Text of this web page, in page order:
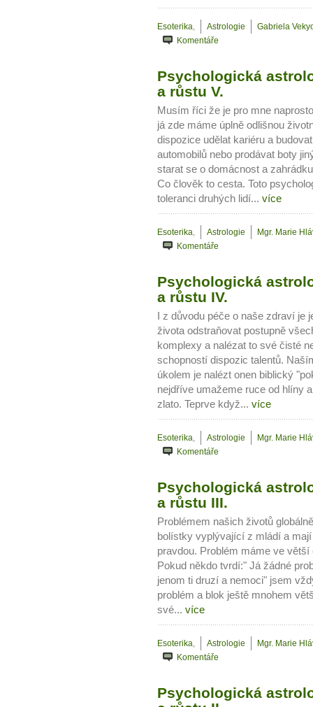
Esoterika, Astrologie
Gabriela
Komentáře
Psychologická
a růstu V.
Musím říci že je pro mne
já zde máme úplně odlišnou
dispozice udělat kariéru a
automobilů nebo prodávat boty
starat se o domácnost a
Co člověk to cesta. Toto
toleranci druhých lidí... více
Esoterika, Astrologie
Mgr. Marie
Komentáře
Psychologická
a růstu IV.
I z důvodu péče o naše zdraví
života odstraňovat postupně
komplexy a nalézat to své čisté
schopností dispozic talentů.
úkolem je nalézt onen biblický
nejdříve umažeme ruce od hlíny
zlato. Teprve když... více
Esoterika, Astrologie
Mgr. Marie
Komentáře
Psychologická
a růstu III.
Problémem našich životů
bolístky vyplývající z mládí a
pravdou. Problém máme ve
Pokud někdo tvrdí:" Já žádné
jenom ti druzí a nemoci" jsem
problém a blok ještě mnohem
své... více
Esoterika, Astrologie
Mgr. Marie
Komentáře
Psychologická